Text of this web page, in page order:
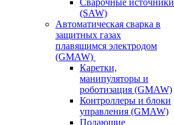
Сварочные источники
(SAW)
Автоматическая сварка в
защитных газах
плавящимся электродом
(GMAW)
Каретки,
манипуляторы и
роботизация (GMAW)
Контроллеры и блоки
управления (GMAW)
Подающие